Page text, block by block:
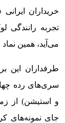
خریداران
تجربه رانندگی
می‌آید، همین
طرفداران این
سری‌های رده
و استیشن) از